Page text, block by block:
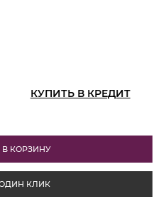
КУПИТЬ В КРЕДИТ
КОРЗИНУ
КЛИК